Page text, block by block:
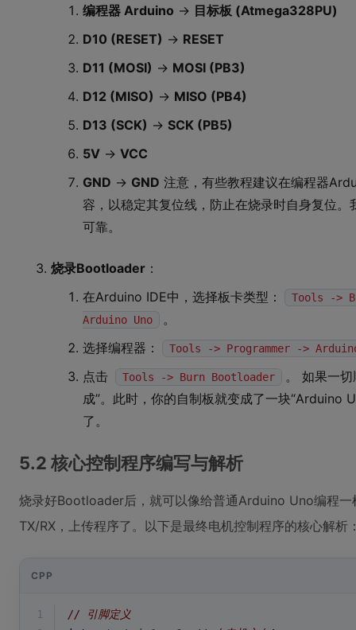
编程器 Arduino -> 目标板 (Atmega328PU)
D10 (RESET) -> RESET
D11 (MOSI) -> MOSI (PB3)
D12 (MISO) -> MISO (PB4)
D13 (SCK) -> SCK (PB5)
5V -> VCC
GND -> GND 注意，有些教程建议在编程器
容，以稳定其复位线，防止在烧录时自身复位
可靠。
烧录Bootloader ：
在Arduino IDE中，选择板卡类型：
Tools ->
Arduino Uno
。
选择编程器：
Tools -> Programmer ->
点击 Tools -> Burn Bootloader
。 如果一
成”。此时，你的自制板就变成了一块“Arduino
了。
5.2 核心控制程序编写与解析
烧录好Bootloader后，就可以像给普通Arduino Uno编程一
TX/RX，上传程序了。以下是最终电机控制程序的核心解析
CPP
1
// 引脚定义